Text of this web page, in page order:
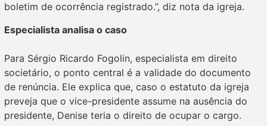
boletim de ocorrência registrado.”, diz nota da igreja.
Especialista analisa o caso
Para Sérgio Ricardo Fogolin, especialista em direito
societário, o ponto central é a validade do documento
de renúncia. Ele explica que, caso o estatuto da igreja
preveja que o vice-presidente assume na ausência do
presidente, Denise teria o direito de ocupar o cargo.